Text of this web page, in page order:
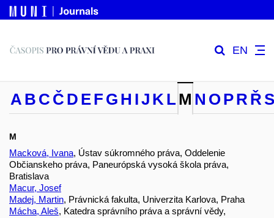
EN
A B C Č D EF G H IJ K L M N O PR Ř S
M
Macková, Ivana, Ústav súkromného práva, Oddelenie
Občianskeho práva, Paneurópská vysoká škola práva,
Bratislava
Macur, Josef
Madej, Martin, Právnická fakulta, Univerzita Karlova, Praha
Mácha, Aleš, Katedra správního práva a správní vědy,